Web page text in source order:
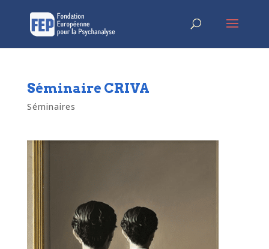
Séminaire CRIVA
Séminaires